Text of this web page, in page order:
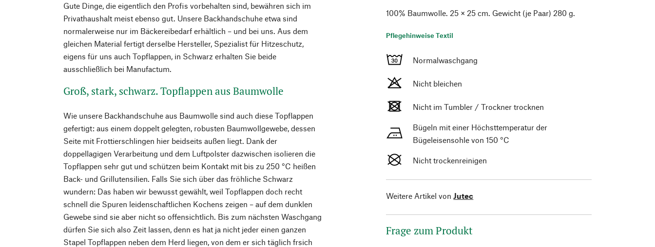
Gute Dinge, die eigentlich den Profis vorbehalten sind, bewähren sich im
Privathaushalt meist ebenso gut. Unsere Backhandschuhe etwa sind
normalerweise nur im Bäckereibedarf erhältlich – und bei uns. Aus dem
gleichen Material fertigt derselbe Hersteller, Spezialist für Hitzeschutz,
eigens für uns auch Topflappen, in Schwarz erhalten Sie beide
ausschließlich bei Manufactum.
Groß, stark, schwarz. Topflappen aus Baumwolle
Wie unsere Backhandschuhe aus Baumwolle sind auch diese Topflappen
gefertigt: aus einem doppelt gelegten, robusten Baumwollgewebe, dessen
Seite mit Frottierschlingen hier beidseits außen liegt. Dank der
doppellagigen Verarbeitung und dem Luftpolster dazwischen isolieren die
Topflappen sehr gut und schützen beim Kontakt mit bis zu 250 °C heißen
Back- und Grillutensilien. Falls Sie sich über das fröhliche Schwarz
wundern: Das haben wir bewusst gewählt, weil Topflappen doch recht
schnell die Spuren leidenschaftlichen Kochens zeigen – auf dem dunklen
Gewebe sind sie aber nicht so offensichtlich. Bis zum nächsten Waschgang
dürfen Sie sich also Zeit lassen, denn es hat ja nicht jeder einen ganzen
Stapel Topflappen neben dem Herd liegen, von dem er sich täglich frsich
100% Baumwolle. 25 × 25 cm. Gewicht (je Paar) 280 g.
Pflegehinweise Textil
Normalwaschgang
Nicht bleichen
Nicht im Tumbler / Trockner trocknen
Bügeln mit einer Höchsttemperatur der
Bügeleisensohle von 150 °C
Nicht trockenreinigen
Weitere Artikel von Jutec
Frage zum Produkt